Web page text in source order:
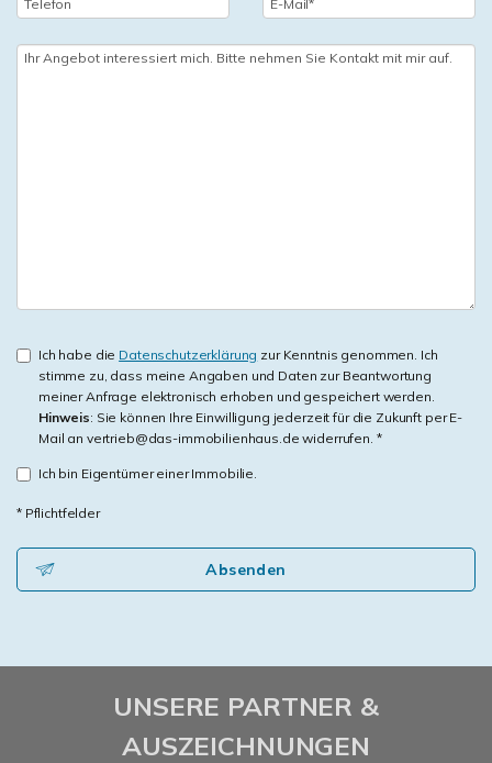
Ich habe die Datenschutzerklärung zur Kenntnis genommen. Ich
stimme zu, dass meine Angaben und Daten zur Beantwortung
meiner Anfrage elektronisch erhoben und gespeichert werden.
Hinweis: Sie können Ihre Einwilligung jederzeit für die Zukunft per E-
Mail an vertrieb@das-immobilienhaus.de widerrufen. *
Ich bin Eigentümer einer Immobilie.
* Pflichtfelder
Absenden
UNSERE PARTNER &
AUSZEICHNUNGEN